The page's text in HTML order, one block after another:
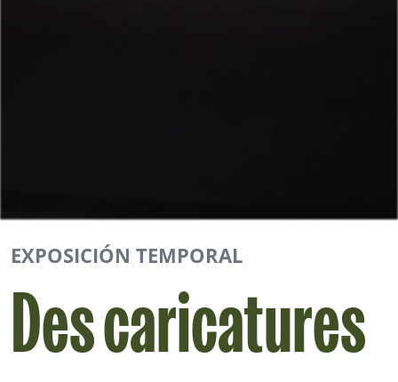
EXPOSICIÓN TEMPORAL
Des caricatures